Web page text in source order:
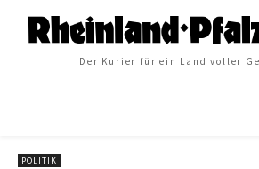
Der Kurier für ein Land voller
POLITIK